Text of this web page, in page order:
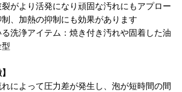
がより活発になり頑固な汚れにもアプロー
、加熱の抑制にも効果があります
洗浄アイテム：焼き付き汚れや固着した油
れによって圧力差が発生し、泡が短時間の間